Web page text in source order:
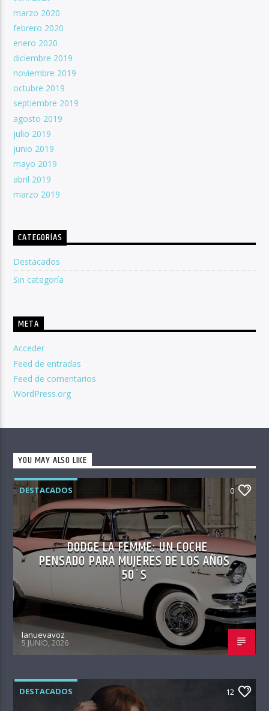
marzo 2020
febrero 2020
enero 2020
diciembre 2019
noviembre 2019
octubre 2019
septiembre 2019
agosto 2019
julio 2019
junio 2019
mayo 2019
abril 2019
marzo 2019
CATEGORÍAS
Destacados
Sin categoría
META
Acceder
Feed de entradas
Feed de comentarios
WordPress.org
YOU MAY ALSO LIKE
DESTACADOS 0
DODGE LA FEMME: UN COCHE
PENSADO PARA MUJERES DE LOS AÑOS
50´S
lanuevavoz
5 JUNIO, 2026
DESTACADOS 12